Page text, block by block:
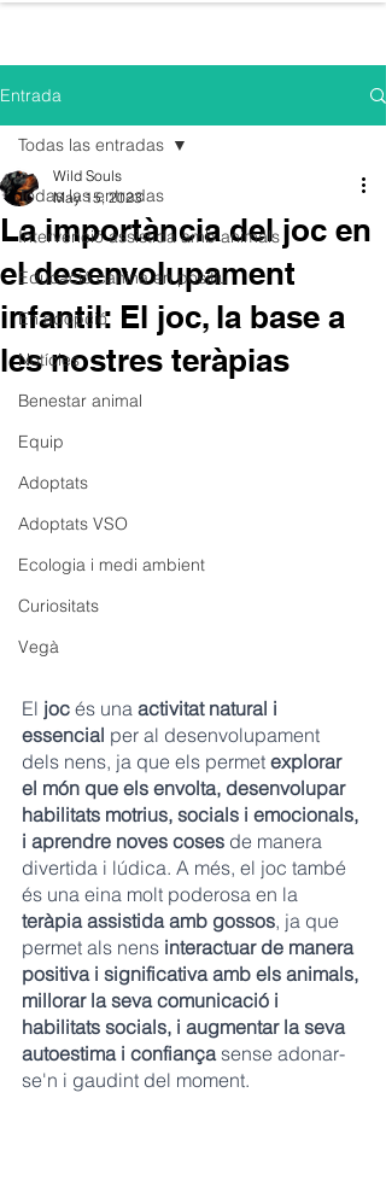
Entrada
Todas las entradas
Intervenció assistida amb animals
Educació canina en positiu
En adopció
Notícies
Benestar animal
Equip
Adoptats
Adoptats VSO
Ecologia i medi ambient
Curiositats
Vegà
Todas las entradas
La importància del joc en
el desenvolupament
infantil: El joc, la base a
les nostres teràpias
Wild Souls
May 15, 2023
El joc és una activitat natural i
essencial per al desenvolupament
dels nens, ja que els permet explorar
el món que els envolta, desenvolupar
habilitats motrius, socials i emocionals,
i aprendre noves coses de manera
divertida i lúdica. A més, el joc també
és una eina molt poderosa en la
teràpia assistida amb gossos, ja que
permet als nens interactuar de manera
positiva i significativa amb els animals,
millorar la seva comunicació i
habilitats socials, i augmentar la seva
autoestima i confiança sense adonar-
se'n i gaudint del moment.